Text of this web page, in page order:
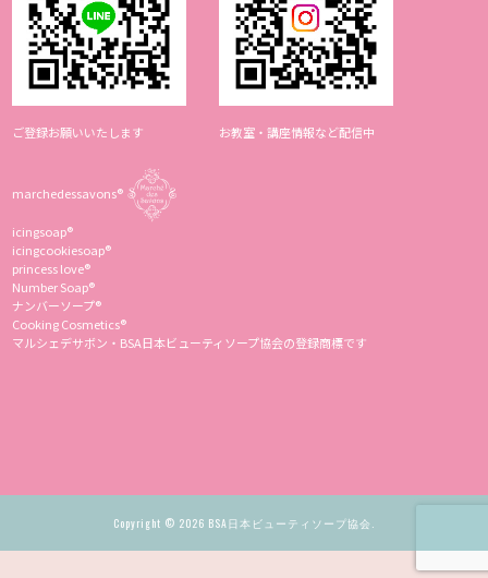
ご登録お願いいたします お教室・講座情報など配信中
marchedessavons®︎
icingsoap®︎
icingcookiesoap®︎
princess love®︎
Number Soap®︎
ナンバーソープ®︎
Cooking Cosmetics®︎
マルシェデサボン・BSA日本ビューティソープ協会の登録商標です
Copyright © 2026 BSA日本ビューティソープ協会.